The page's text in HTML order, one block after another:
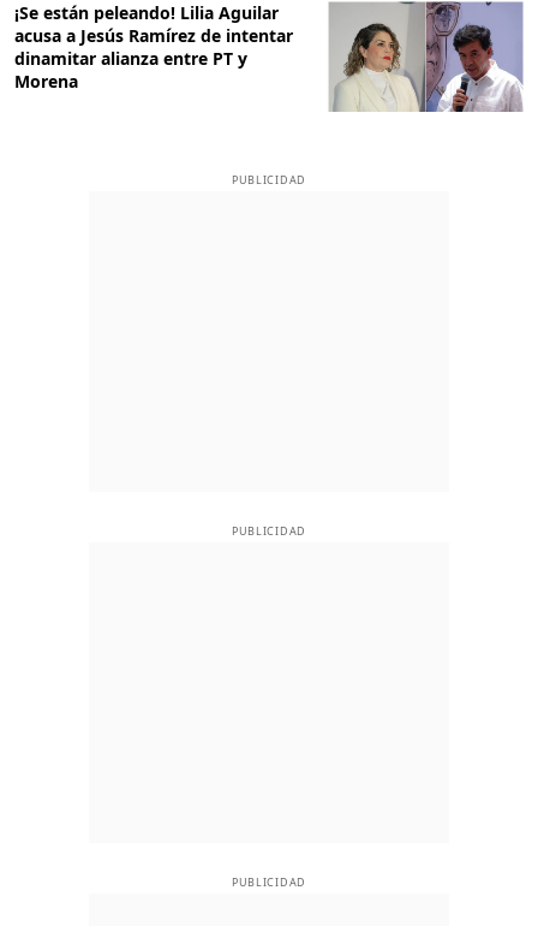
¡Se están peleando! Lilia Aguilar
acusa a Jesús Ramírez de intentar
dinamitar alianza entre PT y
Morena
PUBLICIDAD
PUBLICIDAD
PUBLICIDAD